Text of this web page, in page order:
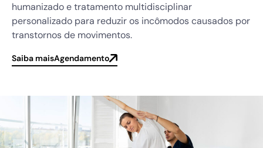
humanizado e tratamento multidisciplinar
personalizado para reduzir os incômodos causados por
transtornos de movimentos.
Saiba maisAgendamento